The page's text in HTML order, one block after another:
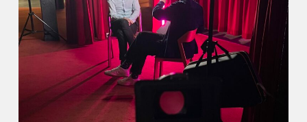
Ici, on bosse votre image !
Avec une expertise en création de vidéos
captivantes et percutantes, nous sommes
le partenaire idéal pour dynamiser votre
communication visuelle.
Des souvenirs !
Réaliser une aftermovie et un reportage